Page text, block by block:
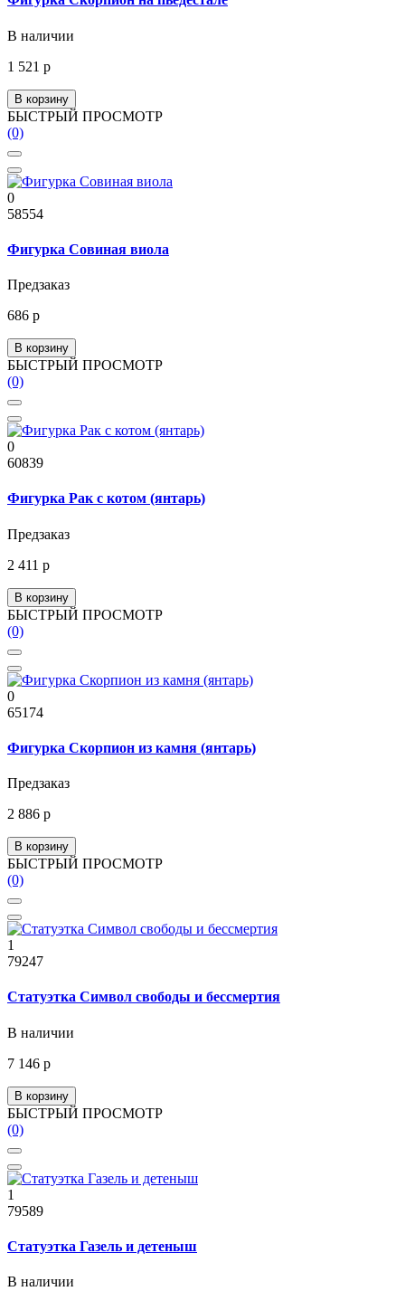
В наличии
1 521 р
В корзину
БЫСТРЫЙ ПРОСМОТР
(0)
0
58554
Фигурка Совиная виола
Предзаказ
686 р
В корзину
БЫСТРЫЙ ПРОСМОТР
(0)
0
60839
Фигурка Рак с котом (янтарь)
Предзаказ
2 411 р
В корзину
БЫСТРЫЙ ПРОСМОТР
(0)
0
65174
Фигурка Скорпион из камня (янтарь)
Предзаказ
2 886 р
В корзину
БЫСТРЫЙ ПРОСМОТР
(0)
1
79247
Статуэтка Символ свободы и бессмертия
В наличии
7 146 р
В корзину
БЫСТРЫЙ ПРОСМОТР
(0)
1
79589
Статуэтка Газель и детеныш
В наличии